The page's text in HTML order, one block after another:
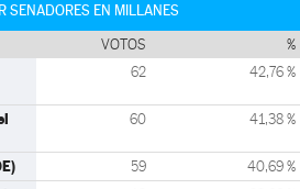
SENADORES EN MILLANES
VOTOS %
62 42,76 %
60 41,38 %
59 40,69 %